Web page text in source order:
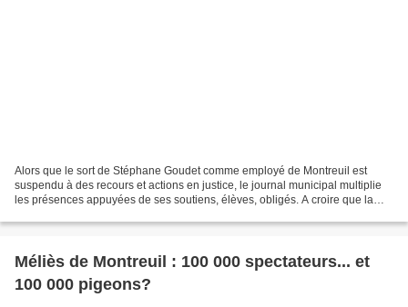
Alors que le sort de Stéphane Goudet comme employé de Montreuil est
suspendu à des recours et actions en justice, le journal municipal multiplie
les présences appuyées de ses soutiens, élèves, obligés. A croire que la
Méliès de Montreuil : 100 000 spectateurs... et
100 000 pigeons?